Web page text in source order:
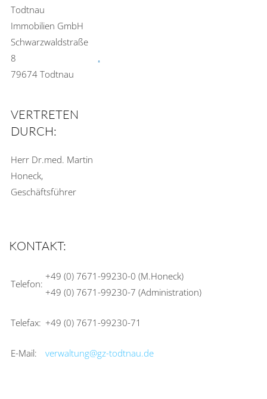
Todtnau
Immobilien GmbH
Schwarzwaldstraße
8
79674 Todtnau
VERTRETEN
DURCH:
Herr Dr.med. Martin
Honeck,
Geschäftsführer
KONTAKT:
Telefon:
+49 (0) 7671-99230-0 (M.Honeck)
+49 (0) 7671-99230-7 (Administration)
Telefax: +49 (0) 7671-99230-71
E-Mail: verwaltung@gz-todtnau.de